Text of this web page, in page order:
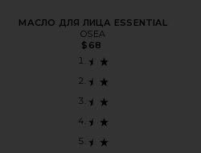
МАСЛО ДЛЯ ЛИЦА ESSENTIAL
OSEA
$68